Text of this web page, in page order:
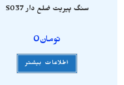
سنگ پیریت ضلع دار S037
تومان0
اطلاعات بیشتر